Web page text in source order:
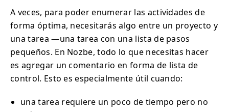
A veces, para poder enumerar las actividades de
forma óptima, necesitarás algo entre un proyecto y
una tarea —una tarea con una lista de pasos
pequeños. En Nozbe, todo lo que necesitas hacer
es agregar un comentario en forma de lista de
control. Esto es especialmente útil cuando:
una tarea requiere un poco de tiempo pero no